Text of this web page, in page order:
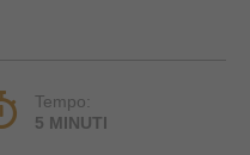
Tempo:
5 MINUTI